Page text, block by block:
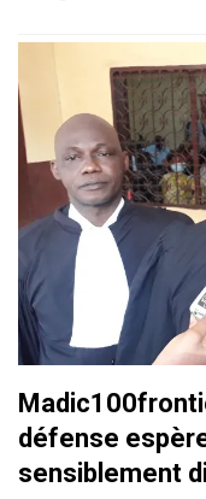
défense
sensiblement